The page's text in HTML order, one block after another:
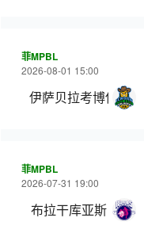
菲MPBL
2026-08-01 15:00
伊萨贝拉考博伊斯
菲MPBL
2026-07-31 19:00
布拉干库亚斯